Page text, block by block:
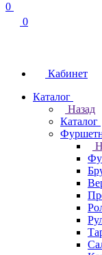
0
0
Кабинет
Каталог
Назад
Каталог